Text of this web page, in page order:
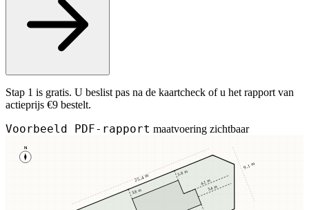
Stap 1 is gratis. U beslist pas na de kaartcheck of u het rapport van
actieprijs €9 bestelt.
Voorbeeld PDF-rapport maatvoering zichtbaar
N
3,8 m
3,8 m
3,4 m
4,1 m
25,4 m
9,1 m